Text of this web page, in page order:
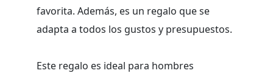
favorita. Además, es un regalo que se
adapta a todos los gustos y presupuestos.
Este regalo es ideal para hombres